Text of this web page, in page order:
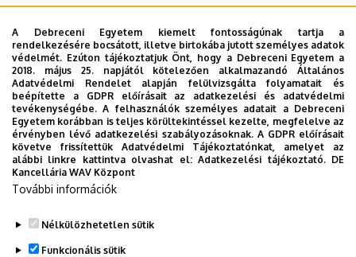
Neptunnal kapcsolatos információk a
Debreceni Egyetem oktatói számára
Első lépések: eduID regisztráció,
kétfaktoros azonosítás
Segédletek a Neptun használatához
Kihez fordulhat a Neptunnal
Elfelejtett jelszó
A Debreceni Egyetem kiemelt fontosságúnak tartja a
rendelkezésére bocsátott, illetve birtokába jutott személyes adatok
védelmét. Ezúton tájékoztatjuk Önt, hogy a Debreceni Egyetem a
2018. május 25. napjától kötelezően alkalmazandó Általános
Adatvédelmi Rendelet alapján felülvizsgálta folyamatait és
beépítette a GDPR előírásait az adatkezelési és adatvédelmi
tevékenységébe. A felhasználók személyes adatait a Debreceni
Egyetem korábban is teljes körültekintéssel kezelte, megfelelve az
érvényben lévő adatkezelési szabályozásoknak. A GDPR előírásait
követve frissítettük Adatvédelmi Tájékoztatónkat, amelyet az
alábbi linkre kattintva olvashat el:Adatkezelési tájékoztató. DE
Kancellária WAV Központ
További információk
Nélkülözhetetlen sütik
Funkcionális sütik